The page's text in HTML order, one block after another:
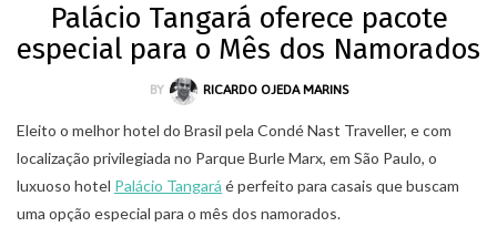
Palácio Tangará oferece pacote
especial para o Mês dos Namorados
BY RICARDO OJEDA MARINS
Eleito o melhor hotel do Brasil pela Condé Nast Traveller, e com
localização privilegiada no Parque Burle Marx, em São Paulo, o
luxuoso hotel Palácio Tangará é perfeito para casais que buscam
uma opção especial para o mês dos namorados.